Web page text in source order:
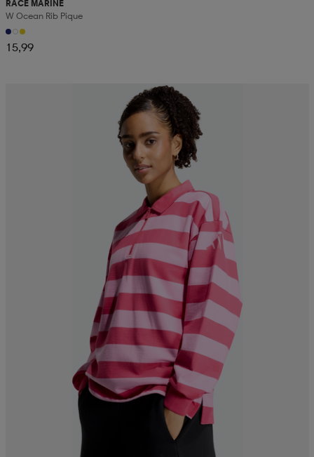
RACE MARINE
W Ocean Rib Pique
15,99